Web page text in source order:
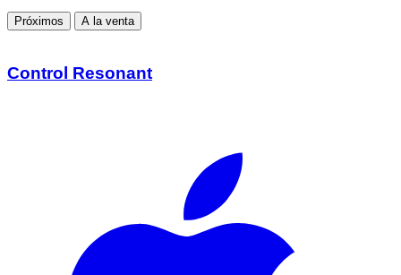
Próximos A la venta
Control Resonant